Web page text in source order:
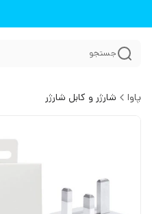
جستجو
پاوا شارژر و کابل شارژر